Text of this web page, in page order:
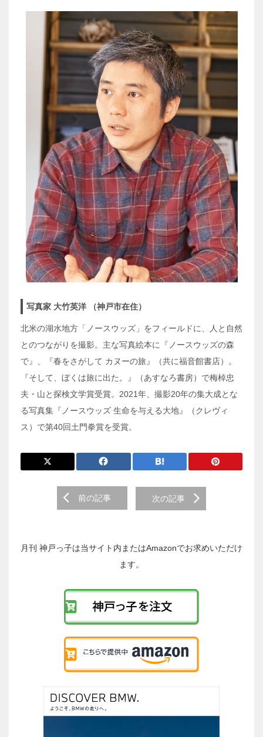
写真家 大竹英洋 （神戸市在住）
北米の湖水地方「ノースウッズ」をフィールドに、人と自然
とのつながりを撮影。主な写真絵本に『ノースウッズの森
で』、『春をさがして カヌーの旅』（共に福音館書店）。
『そして、ぼくは旅に出た。』（あすなろ書房）で梅棹忠
夫・山と探検文学賞受賞。2021年、撮影20年の集大成とな
る写真集『ノースウッズ 生命を与える大地』（クレヴィ
ス）で第40回土門拳賞を受賞。
稿
前の記事 次の記事
月刊 神戸っ子は当サイト内またはAmazonでお求めいただけ
ます。